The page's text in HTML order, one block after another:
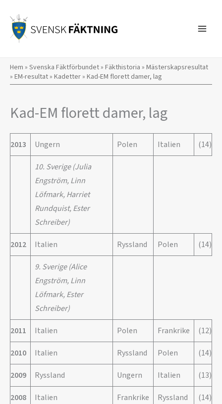
innehåll
Hem » Svenska Fäktförbundet» Fäkthistoria » Mästerskapsresultat
» EM-resultat» Kadetter» Kad-EM florett damer, lag
Kad-EM florett damer, lag
2013 Ungern Polen Italien (14)
10. Sverige (Julia
Engström, Linn
Löfmark, Harriet
Rundquist, Ester
Schreiber)
2012 Italien Ryssland Polen (14)
9. Sverige (Alice
Engström, Linn
Löfmark, Ester
Schreiber)
2011 Italien Polen Frankrike (12)
2010 Italien Ryssland Polen (14)
2009 Ryssland Ungern Italien (13)
2008 Italien Frankrike Ryssland (14)